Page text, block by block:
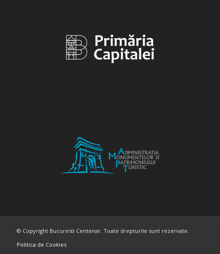
© Copyright Bucuresti Centenar. Toate drepturile sunt rezervate.
Politica de Cookies